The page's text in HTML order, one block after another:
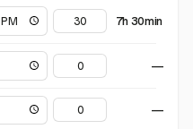
7h 30min
—
—